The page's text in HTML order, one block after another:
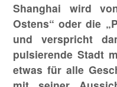
Shanghai wird
Ostens“ oder die
und verspricht
pulsierende Stadt
etwas für alle